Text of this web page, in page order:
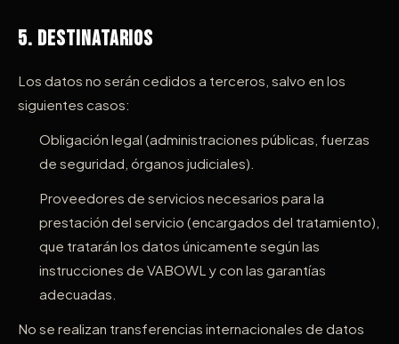
5. Destinatarios
Los datos no serán cedidos a terceros, salvo en los
siguientes casos:
Obligación legal (administraciones públicas, fuerzas
de seguridad, órganos judiciales).
Proveedores de servicios necesarios para la
prestación del servicio (encargados del tratamiento),
que tratarán los datos únicamente según las
instrucciones de VABOWL y con las garantías
adecuadas.
No se realizan transferencias internacionales de datos